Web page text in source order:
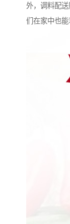
外，调料配
们在家中也能